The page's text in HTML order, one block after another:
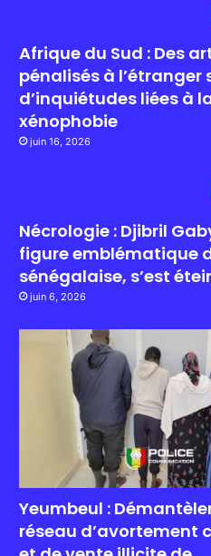
Afrique du Sud : Des
pénalisés à l’étranger
d’inquiétudes liées à
xénophobie
juin 16, 2026
Nécrologie : Djibril
figure emblématique
sénégalaise, s’est
juin 6, 2026
Yeumbeul :
réseau d’avortement